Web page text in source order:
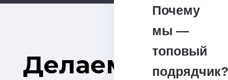
Делаем
Почему
мы —
топовый
подрядчик?